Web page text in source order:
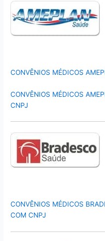
CONVÊNIOS MÉDICOS
CONVÊNIOS MÉDICOS
CNPJ
CONVÊNIOS MÉDICOS
COM CNPJ